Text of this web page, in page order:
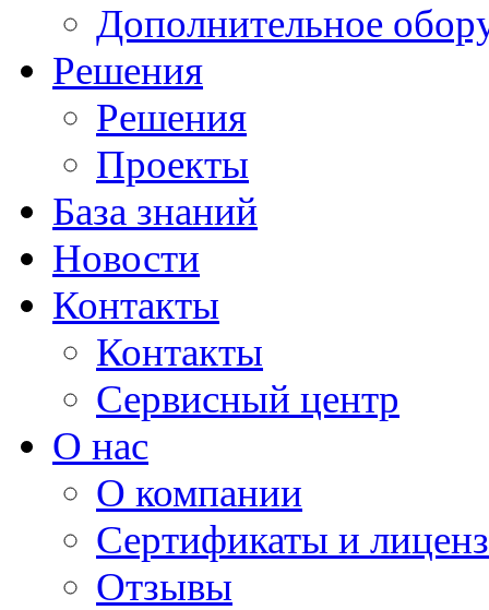
Дополнительное
Решения
Решения
Проекты
База знаний
Новости
Контакты
Контакты
Сервисный центр
О нас
О компании
Сертификаты и
Отзывы